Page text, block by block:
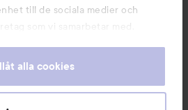
till de sociala medier och
som vi samarbetar med.
tillhandahållit eller som de har
användande av vår webbplats.
alla cookies